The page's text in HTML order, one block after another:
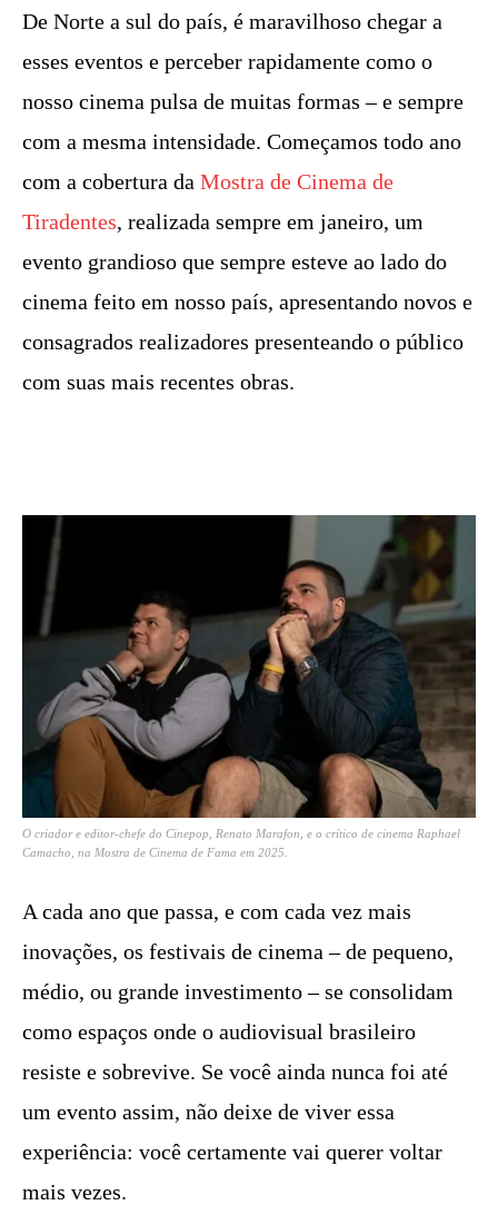
De Norte a sul do país, é maravilhoso chegar a
esses eventos e perceber rapidamente como o
nosso cinema pulsa de muitas formas – e sempre
com a mesma intensidade. Começamos todo ano
com a cobertura da Mostra de Cinema de
Tiradentes, realizada sempre em janeiro, um
evento grandioso que sempre esteve ao lado do
cinema feito em nosso país, apresentando novos e
consagrados realizadores presenteando o público
com suas mais recentes obras.
O criador e editor-chefe do Cinepop, Renato Marafon, e o crítico de cinema Raphael
Camacho, na Mostra de Cinema de Fama em 2025.
A cada ano que passa, e com cada vez mais
inovações, os festivais de cinema – de pequeno,
médio, ou grande investimento – se consolidam
como espaços onde o audiovisual brasileiro
resiste e sobrevive. Se você ainda nunca foi até
um evento assim, não deixe de viver essa
experiência: você certamente vai querer voltar
mais vezes.